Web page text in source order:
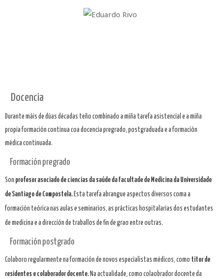
Docencia
Durante máis de dúas décadas teño combinado a miña tarefa asistencial e a miña
propia formación continua coa docencia pregrado, postgraduada e a formación
médica continuada.
Formación pregrado
Son profesor asociado de ciencias da saúde da Facultade de Medicina da Universidade
de Santiago de Compostela. Esta tarefa abrangue aspectos diversos coma a
formación teórica nas aulas e seminarios, as prácticas hospitalarias dos estudantes
de medicina e a dirección de traballos de fin de grao entre outras.
Formación postgrado
Colaboro regularmente na formación de novos especialistas médicos, como titor de
residentes e colaborador docente. Na actualidade, como colaobrador docente da